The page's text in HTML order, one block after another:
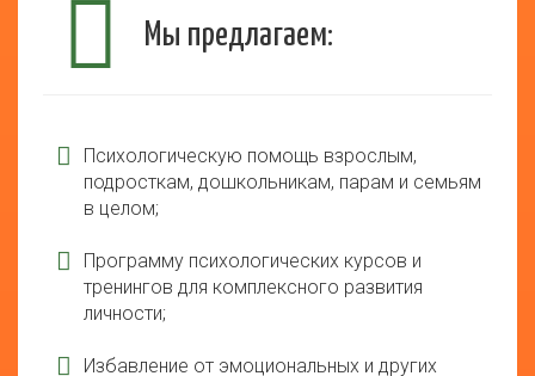
Мы предлагаем:
Психологическую помощь взрослым,
подросткам, дошкольникам, парам и семьям
в целом;
Программу психологических курсов и
тренингов для комплексного развития
личности;
Избавление от эмоциональных и других